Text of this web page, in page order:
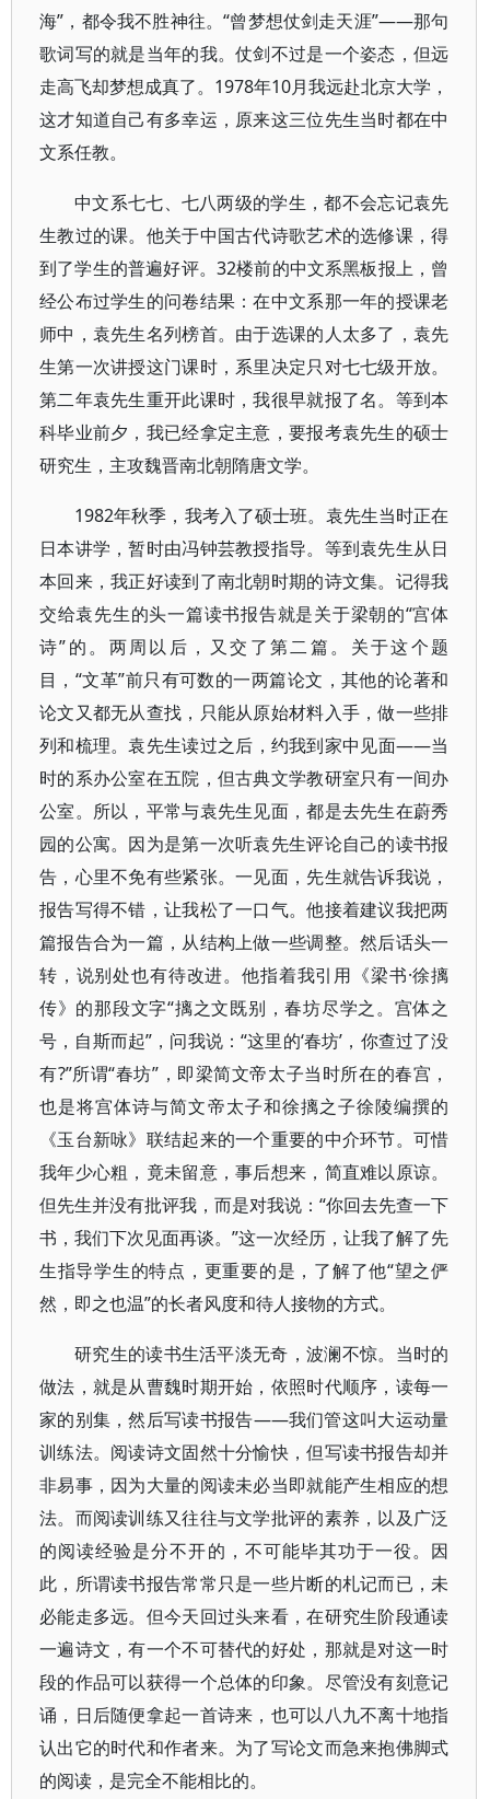
海”，都令我不胜神往。“曾梦想仗剑走天涯”——那句
歌词写的就是当年的我。仗剑不过是一个姿态，但远
走高飞却梦想成真了。1978年10月我远赴北京大学，
这才知道自己有多幸运，原来这三位先生当时都在中
文系任教。
中文系七七、七八两级的学生，都不会忘记袁先
生教过的课。他关于中国古代诗歌艺术的选修课，得
到了学生的普遍好评。32楼前的中文系黑板报上，曾
经公布过学生的问卷结果：在中文系那一年的授课老
师中，袁先生名列榜首。由于选课的人太多了，袁先
生第一次讲授这门课时，系里决定只对七七级开放。
第二年袁先生重开此课时，我很早就报了名。等到本
科毕业前夕，我已经拿定主意，要报考袁先生的硕士
研究生，主攻魏晋南北朝隋唐文学。
1982年秋季，我考入了硕士班。袁先生当时正在
日本讲学，暂时由冯钟芸教授指导。等到袁先生从日
本回来，我正好读到了南北朝时期的诗文集。记得我
交给袁先生的头一篇读书报告就是关于梁朝的“宫体
诗”的。两周以后，又交了第二篇。关于这个题
目，“文革”前只有可数的一两篇论文，其他的论著和
论文又都无从查找，只能从原始材料入手，做一些排
列和梳理。袁先生读过之后，约我到家中见面——当
时的系办公室在五院，但古典文学教研室只有一间办
公室。所以，平常与袁先生见面，都是去先生在蔚秀
园的公寓。因为是第一次听袁先生评论自己的读书报
告，心里不免有些紧张。一见面，先生就告诉我说，
报告写得不错，让我松了一口气。他接着建议我把两
篇报告合为一篇，从结构上做一些调整。然后话头一
转，说别处也有待改进。他指着我引用《梁书·徐摛
传》的那段文字“摛之文既别，春坊尽学之。宫体之
号，自斯而起”，问我说：“这里的‘春坊’，你查过了没
有?”所谓“春坊”，即梁简文帝太子当时所在的春宫，
也是将宫体诗与简文帝太子和徐摛之子徐陵编撰的
《玉台新咏》联结起来的一个重要的中介环节。可惜
我年少心粗，竟未留意，事后想来，简直难以原谅。
但先生并没有批评我，而是对我说：“你回去先查一下
书，我们下次见面再谈。”这一次经历，让我了解了先
生指导学生的特点，更重要的是，了解了他“望之俨
然，即之也温”的长者风度和待人接物的方式。
研究生的读书生活平淡无奇，波澜不惊。当时的
做法，就是从曹魏时期开始，依照时代顺序，读每一
家的别集，然后写读书报告——我们管这叫大运动量
训练法。阅读诗文固然十分愉快，但写读书报告却并
非易事，因为大量的阅读未必当即就能产生相应的想
法。而阅读训练又往往与文学批评的素养，以及广泛
的阅读经验是分不开的，不可能毕其功于一役。因
此，所谓读书报告常常只是一些片断的札记而已，未
必能走多远。但今天回过头来看，在研究生阶段通读
一遍诗文，有一个不可替代的好处，那就是对这一时
段的作品可以获得一个总体的印象。尽管没有刻意记
诵，日后随便拿起一首诗来，也可以八九不离十地指
认出它的时代和作者来。为了写论文而急来抱佛脚式
的阅读，是完全不能相比的。